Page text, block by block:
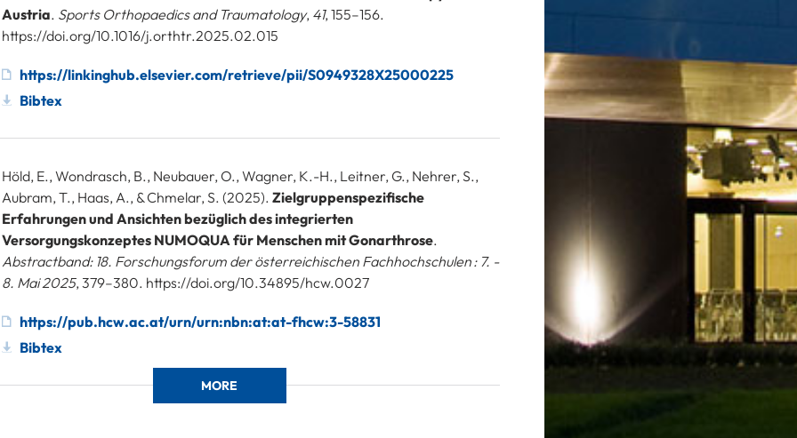
Austria. Sports Orthopaedics and Traumatology, 41, 155–156.
https://doi.org/10.1016/j.orthtr.2025.02.015
https://linkinghub.elsevier.com/retrieve/pii/S0949328X25000225
Bibtex
Höld, E., Wondrasch, B., Neubauer, O., Wagner, K.-H., Leitner, G., Nehrer, S.,
Aubram, T., Haas, A., & Chmelar, S. (2025). Zielgruppenspezifische
Erfahrungen und Ansichten bezüglich des integrierten
Versorgungskonzeptes NUMOQUA für Menschen mit Gonarthrose.
Abstractband: 18. Forschungsforum der österreichischen Fachhochschulen : 7. -
8. Mai 2025, 379–380. https://doi.org/10.34895/hcw.0027
https://pub.hcw.ac.at/urn/urn:nbn:at:at-fhcw:3-58831
Bibtex
MORE